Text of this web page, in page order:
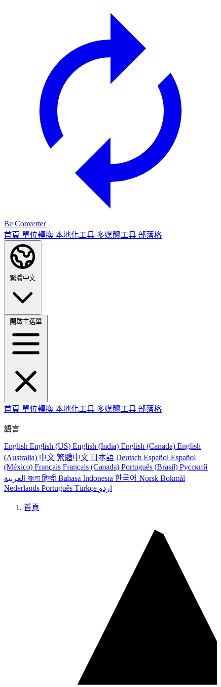
Be Converter
首頁 單位轉換 本地化工具 多媒體工具 部落格
繁體中文
開啟主選單
首頁 單位轉換 本地化工具 多媒體工具 部落格
語言
English English (US) English (India) English (Canada) English
(Australia) 中文 繁體中文 日本語 Deutsch Español Español
(México) Français Français (Canada) Português (Brasil) Русский
বাংলাहिन्दी Bahasa Indonesia 한국어 Norsk Bokmål
Nederlands Português Türkçe اردو
首頁